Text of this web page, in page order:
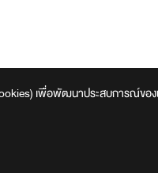
เพื่อพัฒนาประสบการณ์ข